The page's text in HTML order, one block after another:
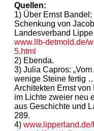
Quellen:
1) Über Ernst
Schenkung von
Landesverband
www.llb-detmold.de/
5.html
2) Ebenda.
3) Julia Capros:
wenige Steine fertig
Architekten Ernst
im Lichte zweier neu
aus Geschichte und
289.
4)